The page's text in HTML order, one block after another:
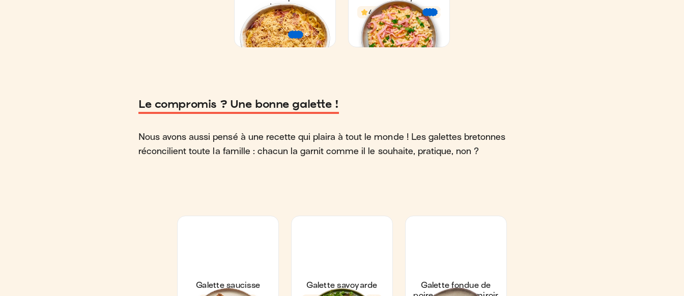
Le compromis ? Une bonne galette !
Nous avons aussi pensé à une recette qui plaira à tout le monde ! Les galettes bretonnes
réconcilient toute la famille : chacun la garnit comme il le souhaite, pratique, non ?